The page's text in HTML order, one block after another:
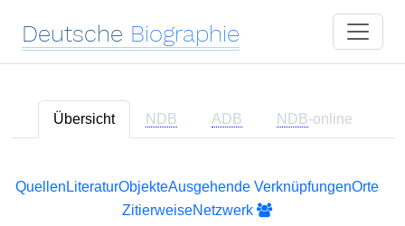
Deutsche Biographie
Übersicht NDB ADB NDB-online
Quellen LiteraturObjekteAusgehende VerknüpfungenOrte
ZitierweiseNetzwerk